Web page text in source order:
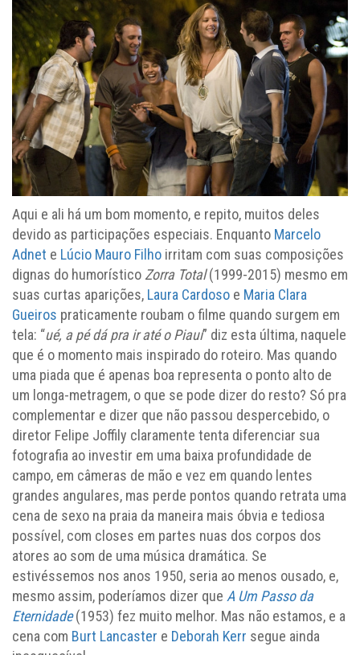
Aqui e ali há um bom momento, e repito, muitos deles
devido as participações especiais. Enquanto Marcelo
Adnet e Lúcio Mauro Filho irritam com suas composições
dignas do humorístico Zorra Total(1999-2015) mesmo em
suas curtas aparições, Laura Cardoso e Maria Clara
Gueiros praticamente roubam o filme quando surgem em
tela: “ué, a pé dá pra ir até o Piauí” diz esta última, naquele
que é o momento mais inspirado do roteiro. Mas quando
uma piada que é apenas boa representa o ponto alto de
um longa-metragem, o que se pode dizer do resto? Só pra
complementar e dizer que não passou despercebido, o
diretor Felipe Joffily claramente tenta diferenciar sua
fotografia ao investir em uma baixa profundidade de
campo, em câmeras de mão e vez em quando lentes
grandes angulares, mas perde pontos quando retrata uma
cena de sexo na praia da maneira mais óbvia e tediosa
possível, com closes em partes nuas dos corpos dos
atores ao som de uma música dramática. Se
estivéssemos nos anos 1950, seria ao menos ousado, e,
mesmo assim, poderíamos dizer que A Um Passo da
Eternidade(1953) fez muito melhor. Mas não estamos, e a
cena com Burt Lancaster e Deborah Kerr segue ainda